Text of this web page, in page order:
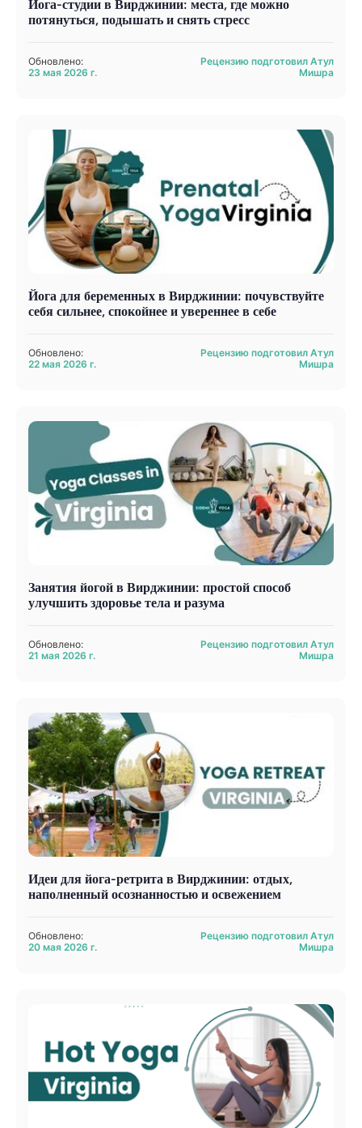
Йога-студии в Вирджинии: места, где можно
потянуться, подышать и снять стресс
Обновлено:
23 мая 2026 г.
Рецензию подготовил Атул
Мишра
Йога для беременных в Вирджинии: почувствуйте
себя сильнее, спокойнее и увереннее в себе
Обновлено:
22 мая 2026 г.
Рецензию подготовил Атул
Мишра
Занятия йогой в Вирджинии: простой способ
улучшить здоровье тела и разума
Обновлено:
21 мая 2026 г.
Рецензию подготовил Атул
Мишра
Идеи для йога-ретрита в Вирджинии: отдых,
наполненный осознанностью и освежением
Обновлено:
20 мая 2026 г.
Рецензию подготовил Атул
Мишра